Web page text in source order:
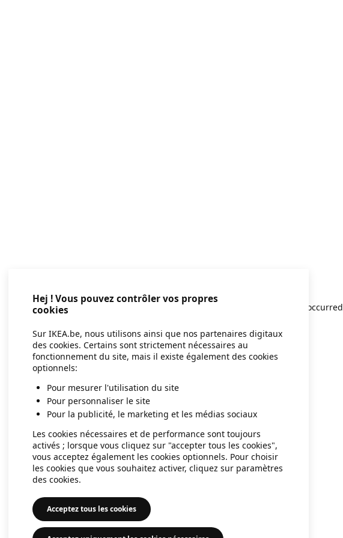
Application error: a client-side exception has occurred
Hej ! Vous pouvez contrôler vos propres
cookies
Sur IKEA.be, nous utilisons ainsi que nos partenaires digitaux
des cookies. Certains sont strictement nécessaires au
fonctionnement du site, mais il existe également des cookies
optionnels:
Pour mesurer l'utilisation du site
Pour personnaliser le site
Pour la publicité, le marketing et les médias sociaux
Les cookies nécessaires et de performance sont toujours
activés ; lorsque vous cliquez sur "accepter tous les cookies",
vous acceptez également les cookies optionnels. Pour choisir
les cookies que vous souhaitez activer, cliquez sur paramètres
des cookies.
Acceptez tous les cookies